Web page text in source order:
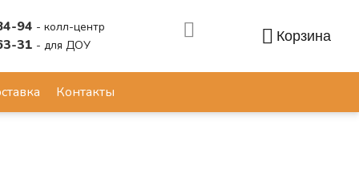
94 - колл-центр
31 - для ДОУ
Корзина
Контакты